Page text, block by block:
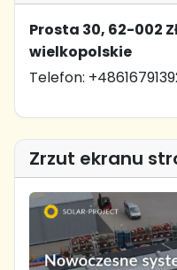
Prosta 30, 62-002
wielkopolskie
Telefon:
Zrzut ekranu